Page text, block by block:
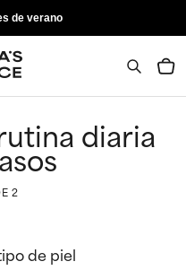
de verano
diaria
2
de piel